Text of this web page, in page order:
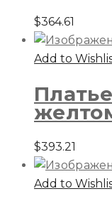
$364.61
Add to
$393.21
Add to